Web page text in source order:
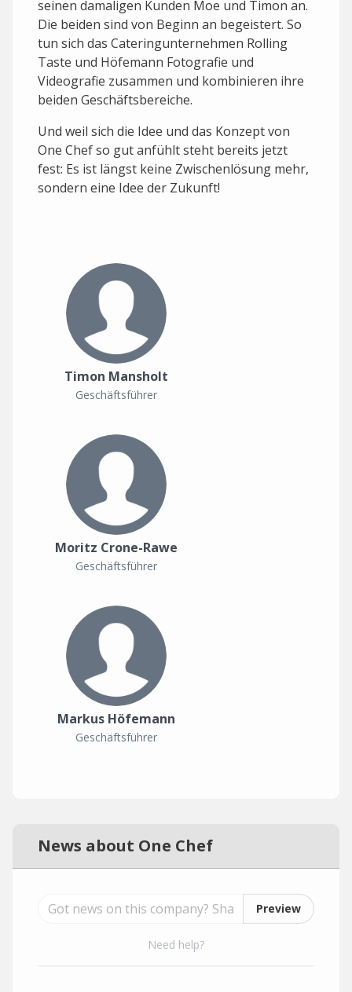
seinen damaligen Kunden Moe und Timon an.
Die beiden sind von Beginn an begeistert. So
tun sich das Cateringunternehmen Rolling
Taste und Höfemann Fotografie und
Videografie zusammen und kombinieren ihre
beiden Geschäftsbereiche.
Und weil sich die Idee und das Konzept von
One Chef so gut anfühlt steht bereits jetzt
fest: Es ist längst keine Zwischenlösung mehr,
sondern eine Idee der Zukunft!
Timon Mansholt
Geschäftsführer
Moritz Crone-Rawe
Geschäftsführer
Markus Höfemann
Geschäftsführer
News about One Chef
Preview
Need help?